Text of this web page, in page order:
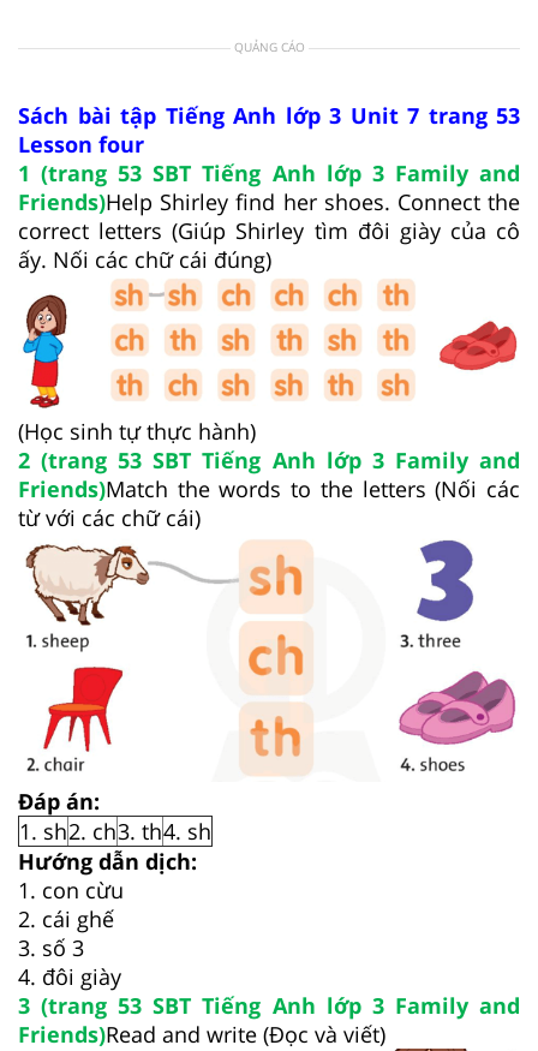
QUẢNG CÁO
Sách bài tập Tiếng Anh lớp 3 Unit 7 trang 53
Lesson four
1 (trang 53 SBT Tiếng Anh lớp 3 Family and
Friends)Help Shirley find her shoes. Connect the
correct letters (Giúp Shirley tìm đôi giày của cô
ấy. Nối các chữ cái đúng)
(Học sinh tự thực hành)
2 (trang 53 SBT Tiếng Anh lớp 3 Family and
Friends)Match the words to the letters (Nối các
từ với các chữ cái)
Đáp án:
1. sh2. ch3. th4. sh
Hướng dẫn dịch:
1. con cừu
2. cái ghế
3. số 3
4. đôi giày
3 (trang 53 SBT Tiếng Anh lớp 3 Family and
Friends)Read and write (Đọc và viết)